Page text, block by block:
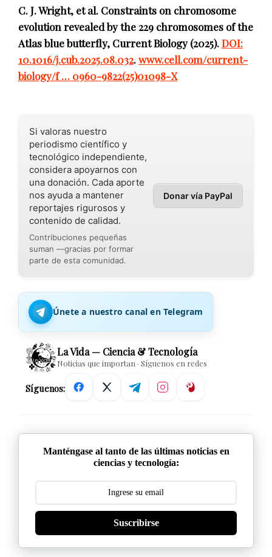
C. J. Wright, et al. Constraints on chromosome
evolution revealed by the 229 chromosomes of the
Atlas blue butterfly, Current Biology (2025).DOI:
10.1016/j.cub.2025.08.032.www.cell.com/current-
biology/f … 0960-9822(25)01098-X
Si valoras nuestro
periodismo científico y
tecnológico independiente,
considera apoyarnos con
una donación. Cada aporte
nos ayuda a mantener
reportajes rigurosos y
contenido de calidad.
Contribuciones pequeñas
suman —gracias por formar
parte de esta comunidad.
Donar vía PayPal
Únete a nuestro canal en Telegram
La Vida — Ciencia & Tecnología
Noticias que importan · Síguenos en redes
Síguenos:
Manténgase al tanto de las últimas noticias en
ciencias y tecnología:
Suscribirse